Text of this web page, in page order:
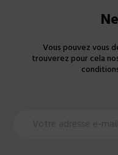
Vous pouvez vous
trouverez pour cela